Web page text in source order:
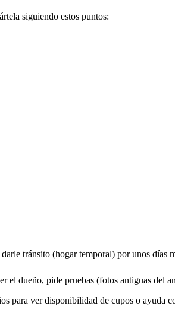
siguiendo estos puntos:
tránsito (hogar temporal) por unos días
el dueño, pide pruebas (fotos antiguas del
para ver disponibilidad de cupos o ayuda